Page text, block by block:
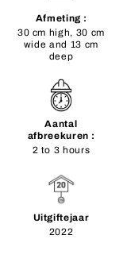
Afmeting :
30 cm high, 30 cm
wide and 13 cm
deep
Aantal
afbreekuren :
2 to 3 hours
Uitgiftejaar
2022